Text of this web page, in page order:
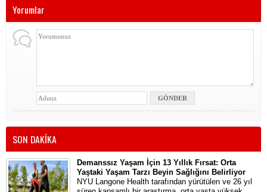
Yorumlar
SON DAKİKA
Demanssız Yaşam İçin 13 Yıllık Fırsat: Orta
Yaştaki Yaşam Tarzı Beyin Sağlığını Belirliyor
NYU Langone Health tarafından yürütülen ve 26 yıl